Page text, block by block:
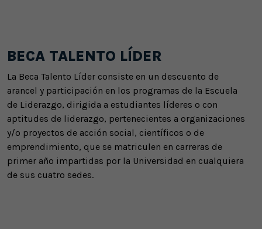
BECA TALENTO LÍDER
La Beca Talento Líder consiste en un descuento de
arancel y participación en los programas de la Escuela
de Liderazgo, dirigida a estudiantes líderes o con
aptitudes de liderazgo, pertenecientes a organizaciones
y/o proyectos de acción social, científicos o de
emprendimiento, que se matriculen en carreras de
primer año impartidas por la Universidad en cualquiera
de sus cuatro sedes.